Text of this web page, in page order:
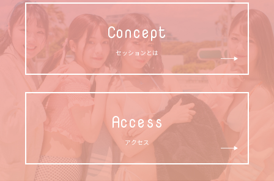
Concept
セッションとは
Access
アクセス